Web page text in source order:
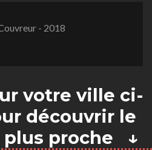
- 2018
votre ville ci-
découvrir le
plus proche ↓